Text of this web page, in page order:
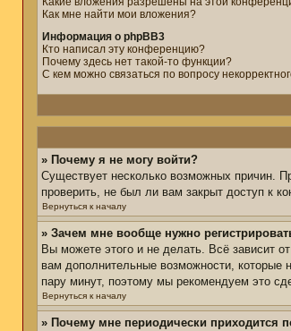
Как мне найти мои вложения?
Информация о phpBB3
Кто написал эту конференцию?
Почему здесь нет такой-то функции?
С кем можно связаться по вопросу
» Почему я не могу войти?
Существует несколько возможных причин.
проверить, не был ли вам закрыт доступ к
Вернуться к началу
» Зачем мне вообще нужно
Вы можете этого и не делать. Всё зависит
вам дополнительные возможности, которые
пару минут, поэтому мы рекомендуем это
Вернуться к началу
» Почему мне периодически приходится